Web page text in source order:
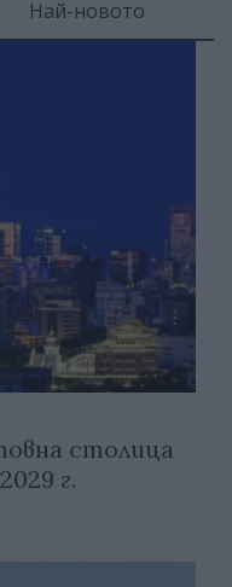
Най-новото
столица
г.